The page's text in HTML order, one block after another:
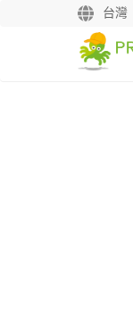
台灣